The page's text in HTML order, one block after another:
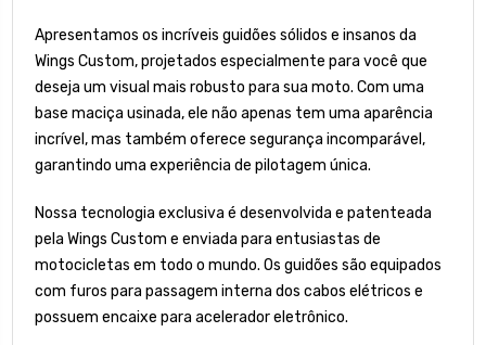
Apresentamos os incríveis guidões sólidos e insanos da
Wings Custom, projetados especialmente para você que
deseja um visual mais robusto para sua moto. Com uma
base maciça usinada, ele não apenas tem uma aparência
incrível, mas também oferece segurança incomparável,
garantindo uma experiência de pilotagem única.
Nossa tecnologia exclusiva é desenvolvida e patenteada
pela Wings Custom e enviada para entusiastas de
motocicletas em todo o mundo. Os guidões são equipados
com furos para passagem interna dos cabos elétricos e
possuem encaixe para acelerador eletrônico.